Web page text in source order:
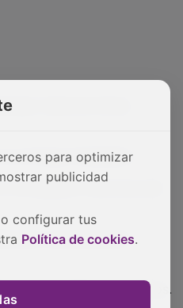
Sala de Armas
el Grupo Dandelion.
su séquito a las Eras del
de concienciación
por los jinetes seguntinos.
para optimizar
publicidad
configurar tus
Política de cookies.